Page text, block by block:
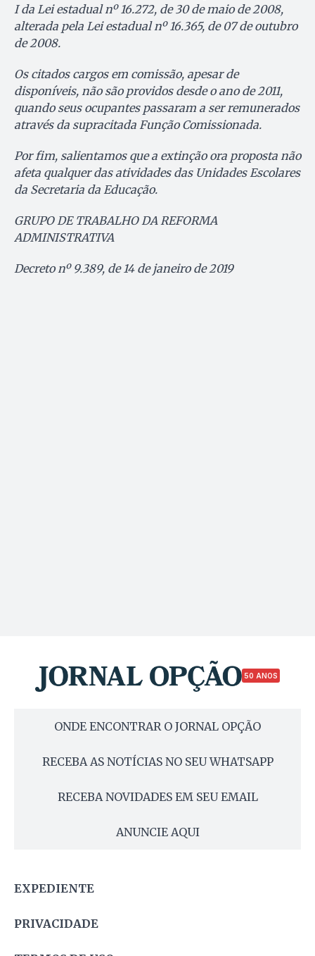
I da Lei estadual nº 16.272, de 30 de maio de 2008,
alterada pela Lei estadual nº 16.365, de 07 de outubro
de 2008.
Os citados cargos em comissão, apesar de
disponíveis, não são providos desde o ano de 2011,
quando seus ocupantes passaram a ser remunerados
através da supracitada Função Comissionada.
Por fim, salientamos que a extinção ora proposta não
afeta qualquer das atividades das Unidades Escolares
da Secretaria da Educação.
GRUPO DE TRABALHO DA REFORMA
ADMINISTRATIVA
Decreto nº 9.389, de 14 de janeiro de 2019
50 ANOS
ONDE ENCONTRAR O JORNAL OPÇÃO
RECEBA AS NOTÍCIAS NO SEU WHATSAPP
RECEBA NOVIDADES EM SEU EMAIL
ANUNCIE AQUI
EXPEDIENTE
PRIVACIDADE